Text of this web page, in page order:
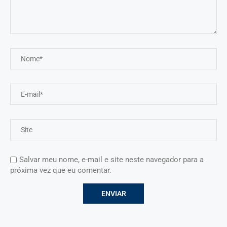
Salvar meu nome, e-mail e site neste navegador para a
próxima vez que eu comentar.